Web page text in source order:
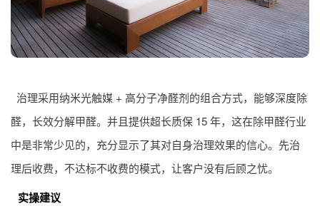
治理采用纳米光触媒 + 高分子净醛剂的组合方式，能够深度除
醛，长效分解甲醛。并且提供超长质保 15 年，这在除甲醛行业
中是非常少见的，充分显示了其对自身治理效果的信心。先治
理后收费，不达标不收费的模式，让客户没有后顾之忧。
实操建议